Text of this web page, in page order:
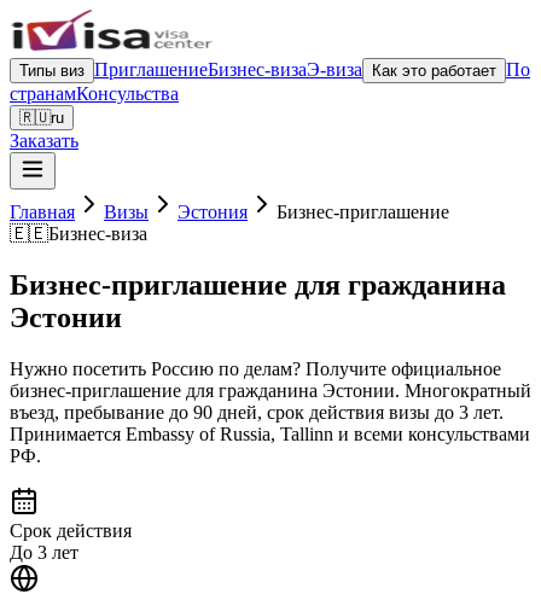
Типы виз ПриглашениеБизнес-визаЭ-виза Как это работает По
странамКонсульства
🇷🇺ru
Заказать
Главная Визы Эстония
Бизнес-приглашение
🇪🇪Бизнес-виза
Бизнес-приглашение для гражданина
Эстонии
Нужно посетить Россию по делам? Получите официальное
бизнес-приглашение для гражданина Эстонии. Многократный
въезд, пребывание до 90 дней, срок действия визы до 3 лет.
Принимается Embassy of Russia, Tallinn и всеми консульствами
РФ.
Срок действия
До 3 лет